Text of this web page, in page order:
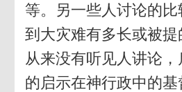
等。另一些人讨论的
到大灾难有多长或被
从来没有听见人讲论
的启示在神行政中的